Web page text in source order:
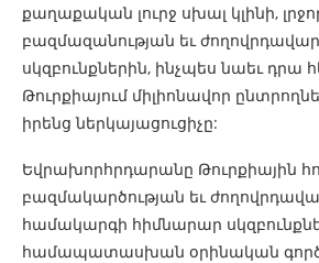
քաղաքական լուրջ սխալ կլինի,
բազմազանության եւ
սկզբունքներին, ինչպես նաեւ դրա
Թուրքիայում միլիոնավոր
իրենց ներկայացուցիչը:
Եվրախորհրդարանը Թուրքիային
բազմակարծության եւ
համակարգի հիմնարար
համապատասխան օրինական